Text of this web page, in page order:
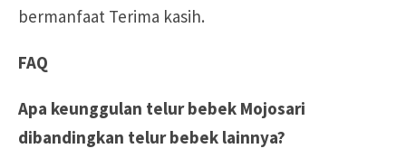
bermanfaat Terima kasih.
FAQ
Apa keunggulan telur bebek Mojosari
dibandingkan telur bebek lainnya?